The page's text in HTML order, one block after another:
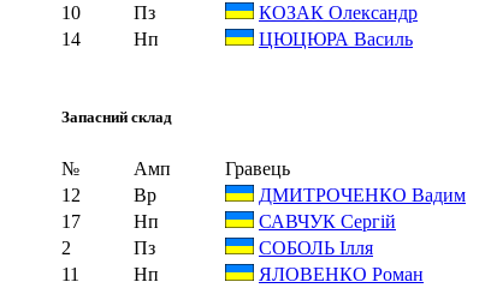
10
Пз КОЗАК Олександр
14
Нп ЦЮЦЮРА Василь
Запасний склад
№ Амп Гравець
12
Вр ДМИТРОЧЕНКО Вадим
17
Нп САВЧУК Сергій
2
Пз СОБОЛЬ Ілля
11
Нп ЯЛОВЕНКО Роман